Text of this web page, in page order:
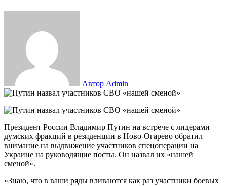
Автор Admin
Президент России Владимир Путин на встрече с лидерами
думских фракций в резиденции в Ново-Огарево обратил
внимание на выдвижение участников спецоперации на
Украине на руководящие посты. Он назвал их «нашей
сменой».
«Знаю, что в ваши ряды вливаются как раз участники боевых